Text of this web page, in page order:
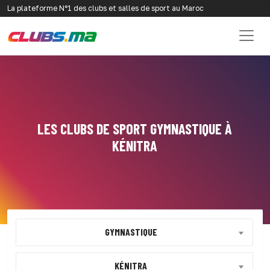
La plateforme N°1 des clubs et salles de sport au Maroc
LES CLUBS DE SPORT GYMNASTIQUE À
KÉNITRA
GYMNASTIQUE
KÉNITRA